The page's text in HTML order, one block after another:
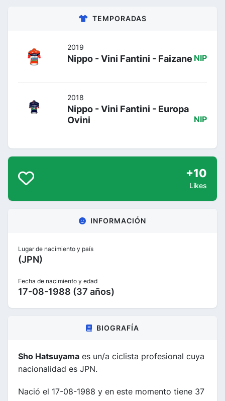
TEMPORADAS
2019
Nippo - Vini Fantini - Faizane NIP
2018
Nippo - Vini Fantini - Europa
Ovini
NIP
+10
Likes
INFORMACIÓN
Lugar de nacimiento y país
(JPN)
Fecha de nacimiento y edad
17-08-1988 (37 años)
BIOGRAFÍA
Sho Hatsuyama es un/a ciclista profesional cuya
nacionalidad es JPN.
Nació el 17-08-1988 y en este momento tiene 37